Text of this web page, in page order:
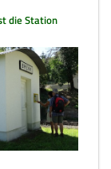
die Station